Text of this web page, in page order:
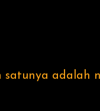
satunya adalah